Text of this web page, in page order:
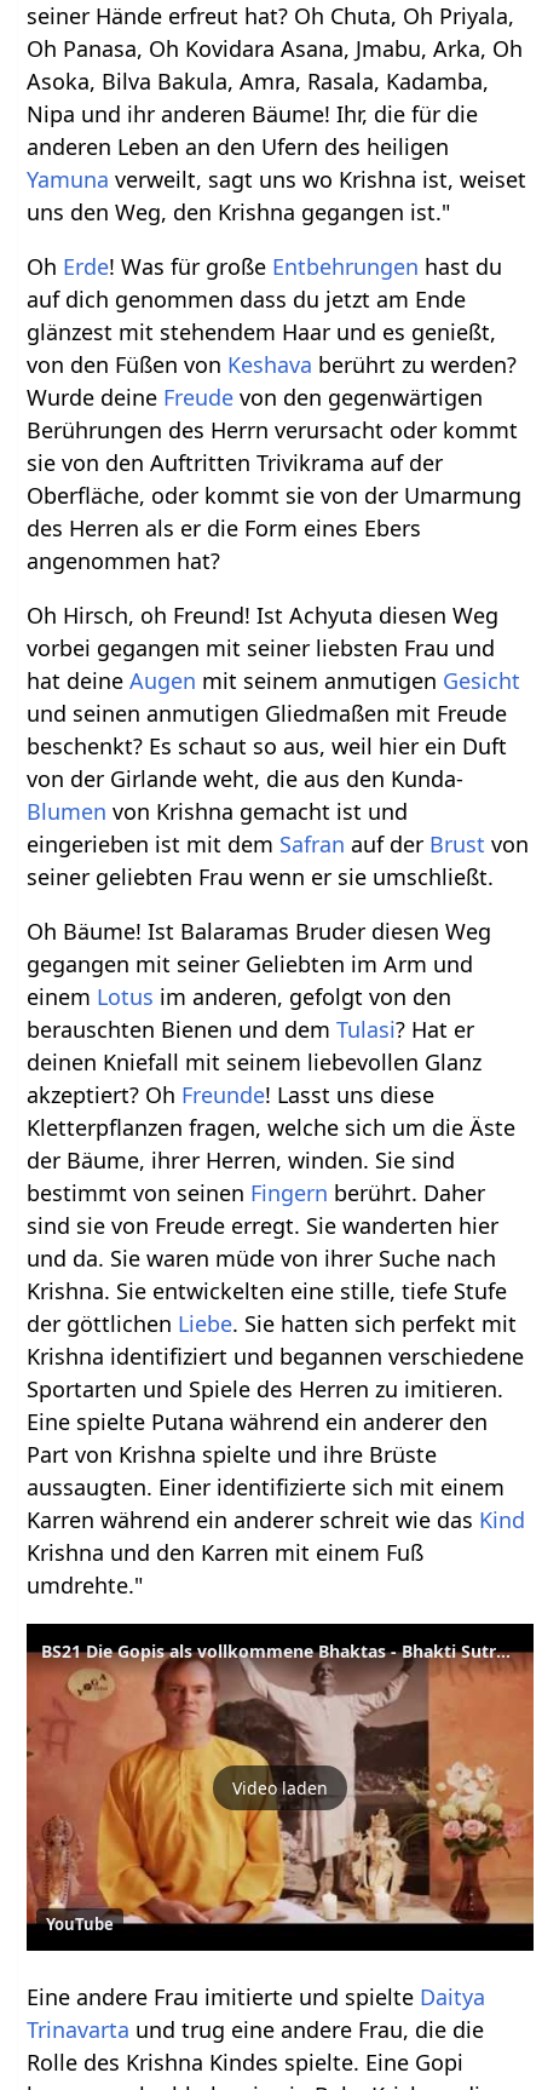
seiner Hände erfreut hat? Oh Chuta, Oh Priyala,
Oh Panasa, Oh Kovidara Asana, Jmabu, Arka, Oh
Asoka, Bilva Bakula, Amra, Rasala, Kadamba,
Nipa und ihr anderen Bäume! Ihr, die für die
anderen Leben an den Ufern des heiligen
Yamuna verweilt, sagt uns wo Krishna ist, weiset
uns den Weg, den Krishna gegangen ist."
Oh Erde! Was für große Entbehrungen hast du
auf dich genommen dass du jetzt am Ende
glänzest mit stehendem Haar und es genießt,
von den Füßen von Keshava berührt zu werden?
Wurde deine Freude von den gegenwärtigen
Berührungen des Herrn verursacht oder kommt
sie von den Auftritten Trivikrama auf der
Oberfläche, oder kommt sie von der Umarmung
des Herren als er die Form eines Ebers
angenommen hat?
Oh Hirsch, oh Freund! Ist Achyuta diesen Weg
vorbei gegangen mit seiner liebsten Frau und
hat deineAugen mit seinem anmutigen Gesicht
und seinen anmutigen Gliedmaßen mit Freude
beschenkt? Es schaut so aus, weil hier ein Duft
von der Girlande weht, die aus den Kunda-
Blumen von Krishna gemacht ist und
eingerieben ist mit dem Safran auf der Brust von
seiner geliebten Frau wenn er sie umschließt.
Oh Bäume! Ist Balaramas Bruder diesen Weg
gegangen mit seiner Geliebten im Arm und
einem Lotus im anderen, gefolgt von den
berauschten Bienen und demTulasi? Hat er
deinen Kniefall mit seinem liebevollen Glanz
akzeptiert? Oh Freunde! Lasst uns diese
Kletterpflanzen fragen, welche sich um die Äste
der Bäume, ihrer Herren, winden. Sie sind
bestimmt von seinen Fingern berührt. Daher
sind sie von Freude erregt. Sie wanderten hier
und da. Sie waren müde von ihrer Suche nach
Krishna. Sie entwickelten eine stille, tiefe Stufe
der göttlichen Liebe. Sie hatten sich perfekt mit
Krishna identifiziert und begannen verschiedene
Sportarten und Spiele des Herren zu imitieren.
Eine spielte Putana während ein anderer den
Part von Krishna spielte und ihre Brüste
aussaugten. Einer identifizierte sich mit einem
Karren während ein anderer schreit wie das Kind
Krishna und den Karren mit einem Fuß
umdrehte."
BS21 Die Gopis als vollkommene Bhaktas - Bhakti Sutra 21
Video laden
YouTube
Eine andere Frau imitierte und spielte Daitya
Trinavarta und trug eine andere Frau, die die
Rolle des Krishna Kindes spielte. Eine Gopi